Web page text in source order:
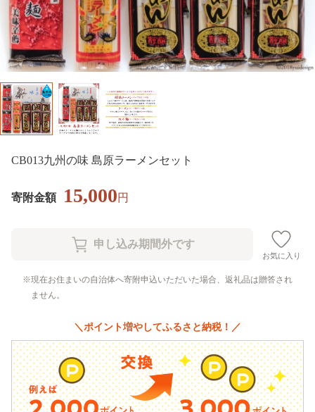
CB013九州の味 島原ラーメンセット
寄附金額 15,000円
お気に入り
現在お住まいの自治体へ寄附申込いただいた場合、返礼品は贈答され
ません。
＼ポイント増やしてふるさと納税！／